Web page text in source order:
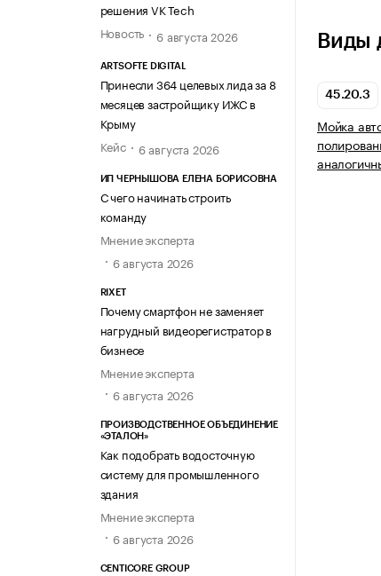
решения VK Tech
Новость
6 августа 2026
ARTSOFTE DIGITAL
Принесли 364 целевых лида за 8
месяцев застройщику ИЖС в
Крыму
Кейс
6 августа 2026
ИП ЧЕРНЫШОВА ЕЛЕНА БОРИСОВНА
С чего начинать строить
команду
Мнение эксперта
6 августа 2026
RIXET
Почему смартфон не заменяет
нагрудный видеорегистратор в
бизнесе
Мнение эксперта
6 августа 2026
ПРОИЗВОДСТВЕННОЕ ОБЪЕДИНЕНИЕ
«ЭТАЛОН»
Как подобрать водосточную
систему для промышленного
здания
Мнение эксперта
6 августа 2026
CENTICORE GROUP
Виды
45.20.3
Мойка